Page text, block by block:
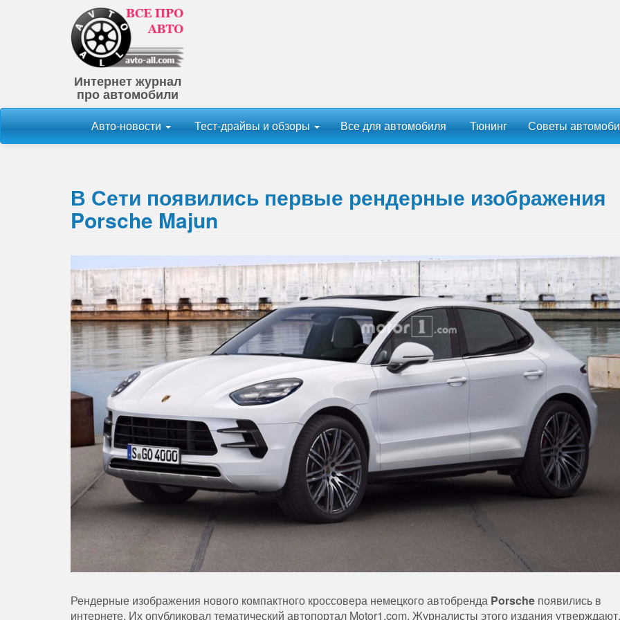
Интернет журнал
про автомобили
Авто-новости Тест-драйвы и обзоры Все для автомобиля Тюнинг Советы
В Сети появились первые рендерные изображения
Porsche Majun
Рендерные изображения нового компактного кроссовера немецкого автобренда Porsche появились в
интернете. Их опубликовал тематический автопортал Motor1.com. Журналисты этого издания